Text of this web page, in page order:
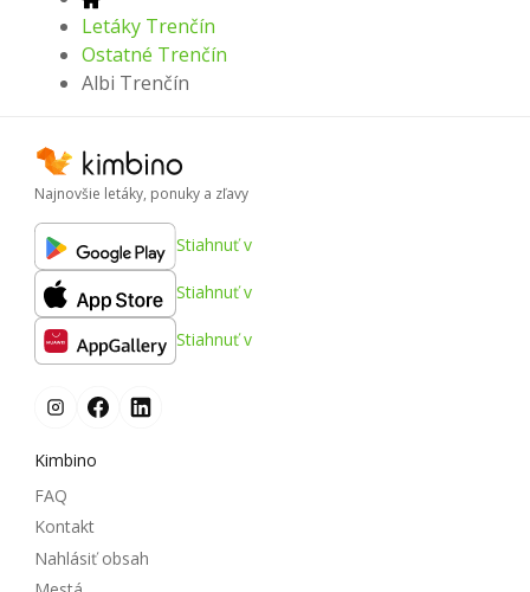
Letáky Trenčín
Ostatné Trenčín
Albi Trenčín
Najnovšie letáky, ponuky a zľavy
Stiahnuť v
Stiahnuť v
Stiahnuť v
Kimbino
FAQ
Kontakt
Nahlásiť obsah